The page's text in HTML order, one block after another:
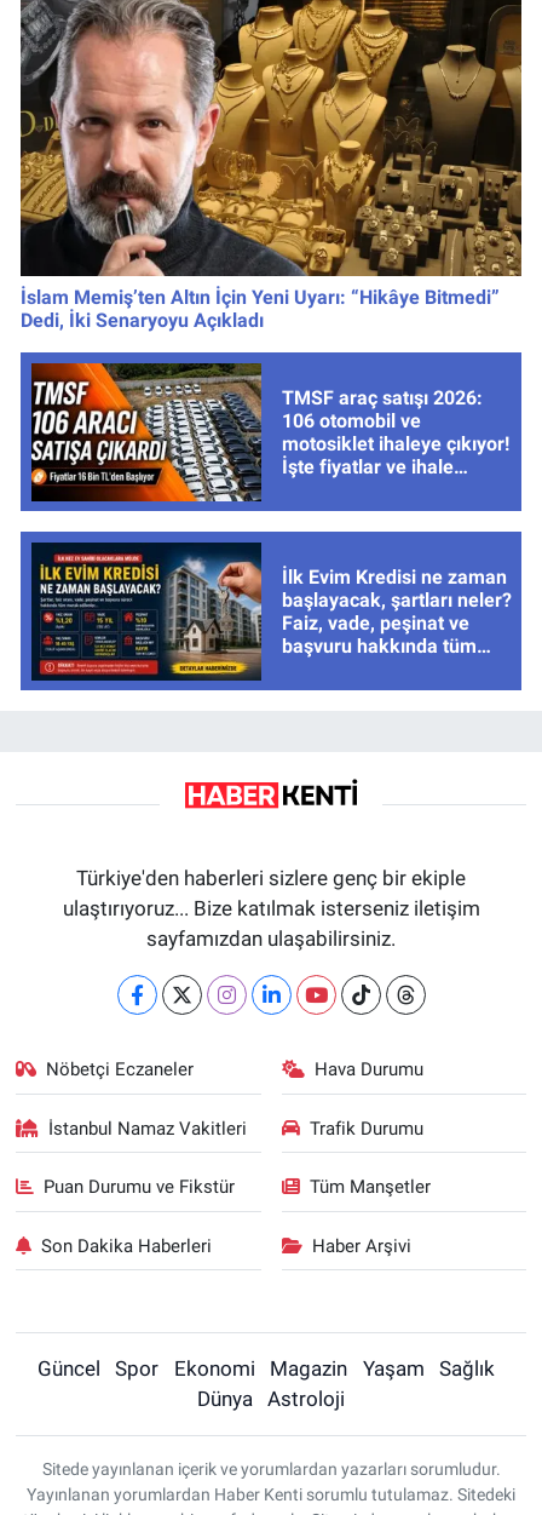
İslam Memiş’ten Altın İçin Yeni Uyarı: “Hikâye Bitmedi”
Dedi, İki Senaryoyu Açıkladı
TMSF araç satışı 2026:
106 otomobil ve
motosiklet ihaleye çıkıyor!
İşte fiyatlar ve ihale
İlk Evim Kredisi ne zaman
başlayacak, şartları neler?
Faiz, vade, peşinat ve
başvuru hakkında tüm
Türkiye'den haberleri sizlere genç bir ekiple
ulaştırıyoruz... Bize katılmak isterseniz iletişim
sayfamızdan ulaşabilirsiniz.
Nöbetçi Eczaneler Hava Durumu
İstanbul Namaz Vakitleri Trafik Durumu
Puan Durumu ve Fikstür Tüm Manşetler
Son Dakika Haberleri Haber Arşivi
Güncel Spor Ekonomi Magazin Yaşam
Sağlık
Dünya
Astroloji
Sitede yayınlanan içerik ve yorumlardan yazarları sorumludur.
Yayınlanan yorumlardan Haber Kenti sorumlu tutulamaz. Sitedeki